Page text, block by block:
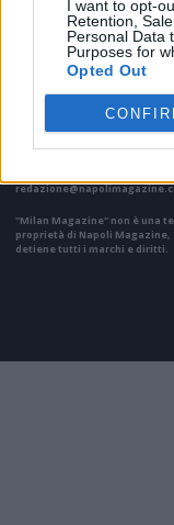
I want to opt-
Retention,
Personal Data
Purposes for
Opted Out
Alcune foto (screenshot) ed
internet, in quanto arrivati
con immagini e testi allegati
"Milan Magazine" non è una
proprietà di Napoli Magazine,
detiene tutti i marchi e diritti.